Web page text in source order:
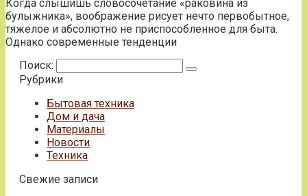
Когда слышишь словосочетание «раковина из
булыжника», воображение рисует нечто первобытное,
тяжелое и абсолютно не приспособленное для быта.
Однако современные тенденции
Поиск:
Рубрики
Бытовая техника
Дом и дача
Материалы
Новости
Техника
Свежие записи